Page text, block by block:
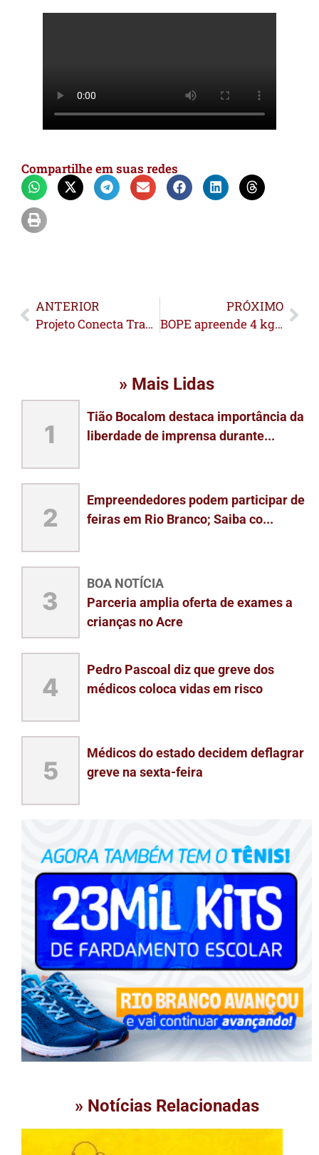
Compartilhe em suas redes
ANTERIOR
Projeto Conecta Trabalho tem primeira adesão empresarial e marca início de nova rede de empregabilidade no Acre
PRÓXIMO
BOPE apreende 4 kg de droga no Tancredo Neves
» Mais Lidas
1
Tião Bocalom destaca importância da
liberdade de imprensa durante...
2
Empreendedores podem participar de
feiras em Rio Branco; Saiba co...
3
BOA NOTÍCIA
Parceria amplia oferta de exames a
crianças no Acre
4
Pedro Pascoal diz que greve dos
médicos coloca vidas em risco
5
Médicos do estado decidem deflagrar
greve na sexta-feira
» Notícias Relacionadas